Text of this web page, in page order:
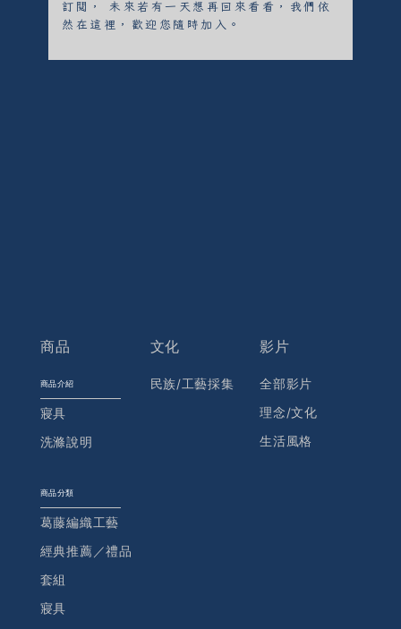
訂閱， 未來若有一天想再回來看看，我們依
然在這裡，歡迎您隨時加入。
商品
商品介紹
寢具
洗滌說明
商品分類
葛藤編織工藝
經典推薦／禮品
套組
寢具
文化
民族/工藝採集
影片
全部影片
理念/文化
生活風格